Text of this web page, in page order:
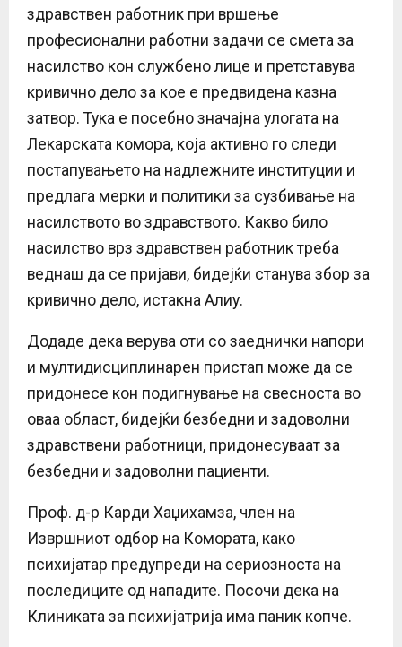
здравствен работник при вршење
професионални работни задачи се смета за
насилство кон службено лице и претставува
кривично дело за кое е предвидена казна
затвор. Тука е посебно значајна улогата на
Лекарската комора, која активно го следи
постапувањето на надлежните институции и
предлага мерки и политики за сузбивање на
насилството во здравството. Какво било
насилство врз здравствен работник треба
веднаш да се пријави, бидејќи станува збор за
кривично дело, истакна Алиу.
Додаде дека верува оти со заеднички напори
и мултидисциплинарен пристап може да се
придонесе кон подигнување на свесноста во
оваа област, бидејќи безбедни и задоволни
здравствени работници, придонесуваат за
безбедни и задоволни пациенти.
Проф. д-р Карди Хаџихамза, член на
Извршниот одбор на Комората, како
психијатар предупреди на сериозноста на
последиците од нападите. Посочи дека на
Клиниката за психијатрија има паник копче.